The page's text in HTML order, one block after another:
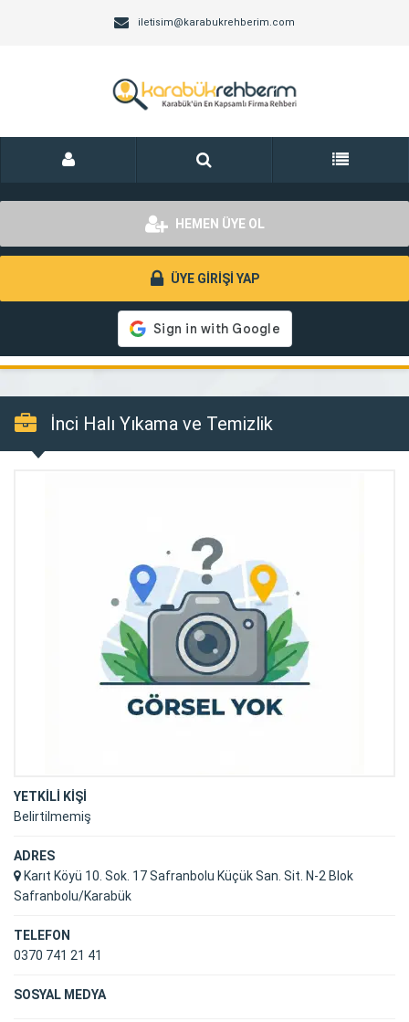
iletisim@karabukrehberim.com
HEMEN ÜYE OL
ÜYE GİRİŞİ YAP
İnci Halı Yıkama ve Temizlik
YETKİLİ KİŞİ
Belirtilmemiş
ADRES
Karıt Köyü 10. Sok. 17 Safranbolu Küçük San. Sit. N-2 Blok
Safranbolu/Karabük
TELEFON
0370 741 21 41
SOSYAL MEDYA